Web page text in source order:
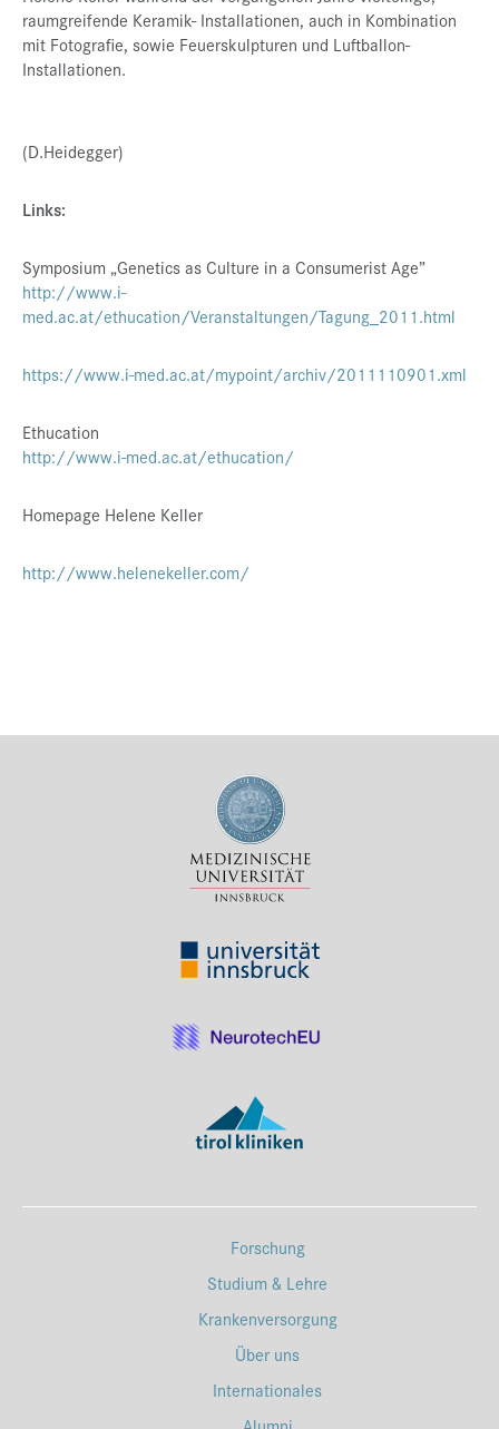
raumgreifende Keramik- Installationen, auch in Kombination
mit Fotografie, sowie Feuerskulpturen und Luftballon-
Installationen.
(D.Heidegger)
Links:
Symposium „Genetics as Culture in a Consumerist Age”
http://www.i-
med.ac.at/ethucation/Veranstaltungen/Tagung_2011.html
https://www.i-med.ac.at/mypoint/archiv/2011110901.xml
Ethucation
http://www.i-med.ac.at/ethucation/
Homepage Helene Keller
http://www.helenekeller.com/
Forschung
Studium & Lehre
Krankenversorgung
Über uns
Internationales